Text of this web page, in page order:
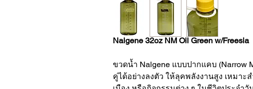
Nalgene 32oz NM Oil Green w/Freesia
ขวดน้ำ Nalgene แบบปากแคบ (Narrow
คู่ได้อย่างลงตัว ให้ลุคพลังงานสูง เหมาะ